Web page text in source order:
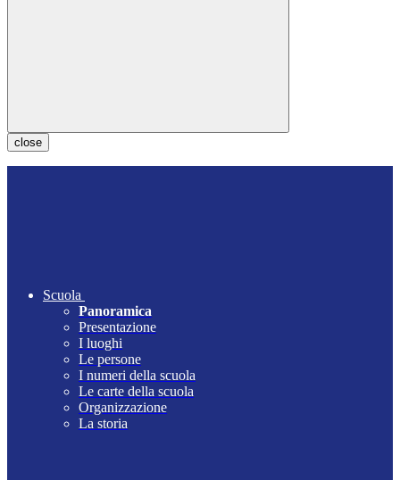
close
Scuola
Panoramica
Presentazione
I luoghi
Le persone
I numeri della scuola
Le carte della scuola
Organizzazione
La storia